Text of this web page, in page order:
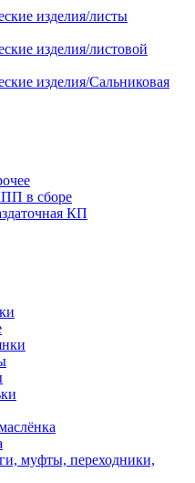
изделия/листы
изделия/листовой
изделия/Сальниковая
в сборе
КП
муфты, переходники,